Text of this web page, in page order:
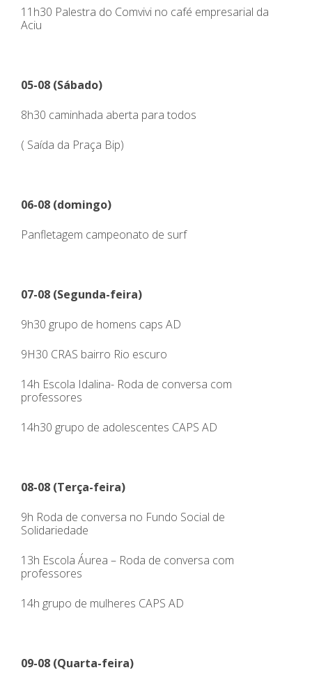
11h30 Palestra do Comvivi no café empresarial da
Aciu
05-08 (Sábado)
8h30 caminhada aberta para todos
( Saída da Praça Bip)
06-08 (domingo)
Panfletagem campeonato de surf
07-08 (Segunda-feira)
9h30 grupo de homens caps AD
9H30 CRAS bairro Rio escuro
14h Escola Idalina- Roda de conversa com
professores
14h30 grupo de adolescentes CAPS AD
08-08 (Terça-feira)
9h Roda de conversa no Fundo Social de
Solidariedade
13h Escola Áurea – Roda de conversa com
professores
14h grupo de mulheres CAPS AD
09-08 (Quarta-feira)